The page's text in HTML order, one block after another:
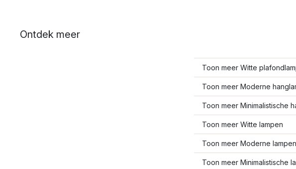
Ontdek meer
Toon meer Witte
Toon meer Moderne
Toon meer Minimalistische
Toon meer Witte lampen
Toon meer Moderne lampen
Toon meer Minimalistische